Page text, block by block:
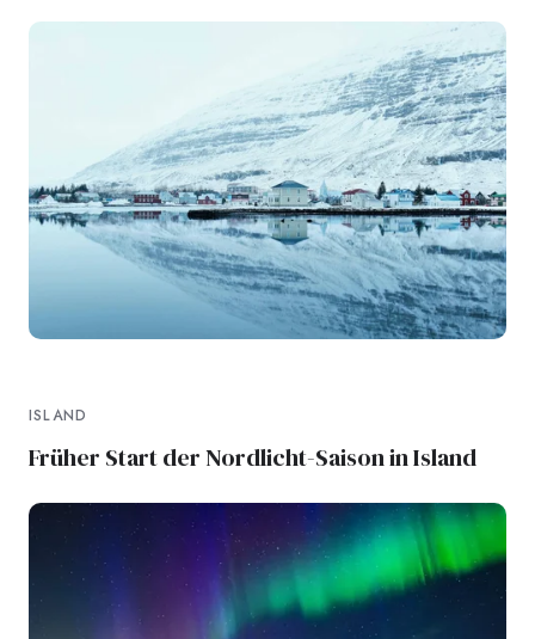
ISLAND
Früher Start der Nordlicht-Saison in Island